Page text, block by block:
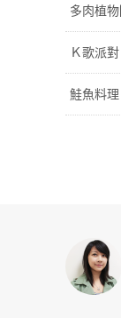
多肉植
Ｋ歌派
鮭魚料